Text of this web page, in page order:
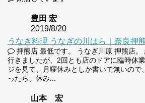
豊田 宏
2019/8/20
うなぎ料理 うなぎの川はら｜奈良押
押熊店 最低です。 うなぎ川原 押熊店
行きましたが、2回とも店のドアに臨時休
ジを見て、月曜休みとしか書いて無いので
ったら、休み...
山本 宏